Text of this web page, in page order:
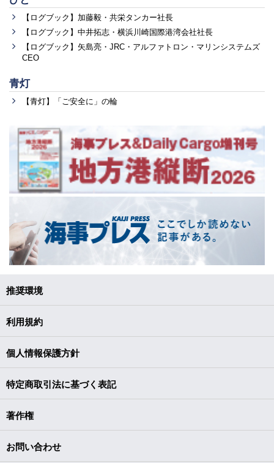
【ログブック】加藤毅・共栄タンカー社長
【ログブック】中井拓志・横浜川崎国際港湾会社社長
【ログブック】矢島亮・JRC・アルファトロン・マリンシステムズ
CEO
青灯
【青灯】「ご安全に」の輪
推奨環境
利用規約
個人情報保護方針
特定商取引法に基づく表記
著作権
お問い合わせ